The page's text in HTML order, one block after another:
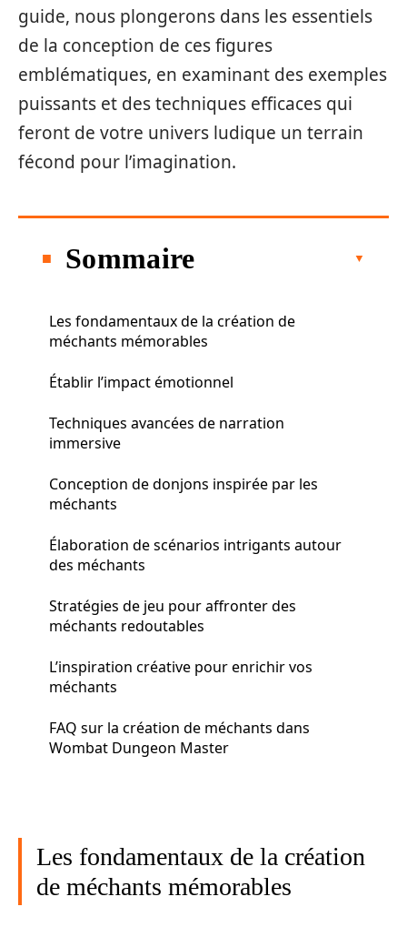
guide, nous plongerons dans les essentiels
de la conception de ces figures
emblématiques, en examinant des exemples
puissants et des techniques efficaces qui
feront de votre univers ludique un terrain
fécond pour l’imagination.
Sommaire
Les fondamentaux de la création de
méchants mémorables
Établir l’impact émotionnel
Techniques avancées de narration
immersive
Conception de donjons inspirée par les
méchants
Élaboration de scénarios intrigants autour
des méchants
Stratégies de jeu pour affronter des
méchants redoutables
L’inspiration créative pour enrichir vos
méchants
FAQ sur la création de méchants dans
Wombat Dungeon Master
Les fondamentaux de la création
de méchants mémorables